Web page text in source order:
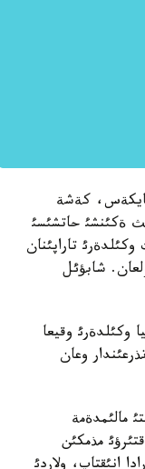
سايكةس، كةشة
ةكئنشئ حاتشئسئ
جةرگئلئكتئ ذلت وكئلدةرئ تاراپئنان
جذبايئ مةن 4 جاسار بالاسئ بولعان. شابؤئل
وكئلدةرئ وقيعا
وعان
مالئمدةمة
مذمكئن